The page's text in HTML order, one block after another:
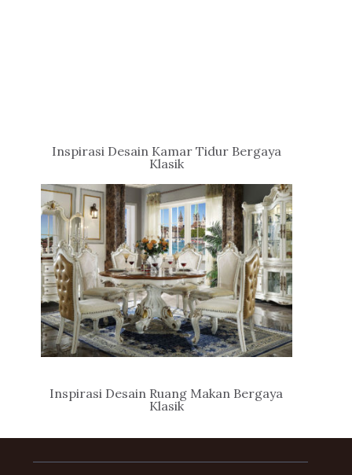
Inspirasi Desain Kamar Tidur Bergaya
Klasik
Inspirasi Desain Ruang Makan Bergaya
Klasik